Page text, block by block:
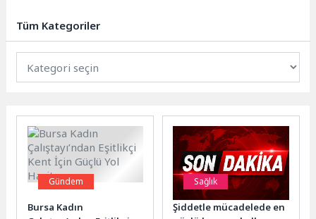
ve...
Tüm Kategoriler
Gündem
Bursa Kadın
Sağlık
Şiddetle mücadelede en